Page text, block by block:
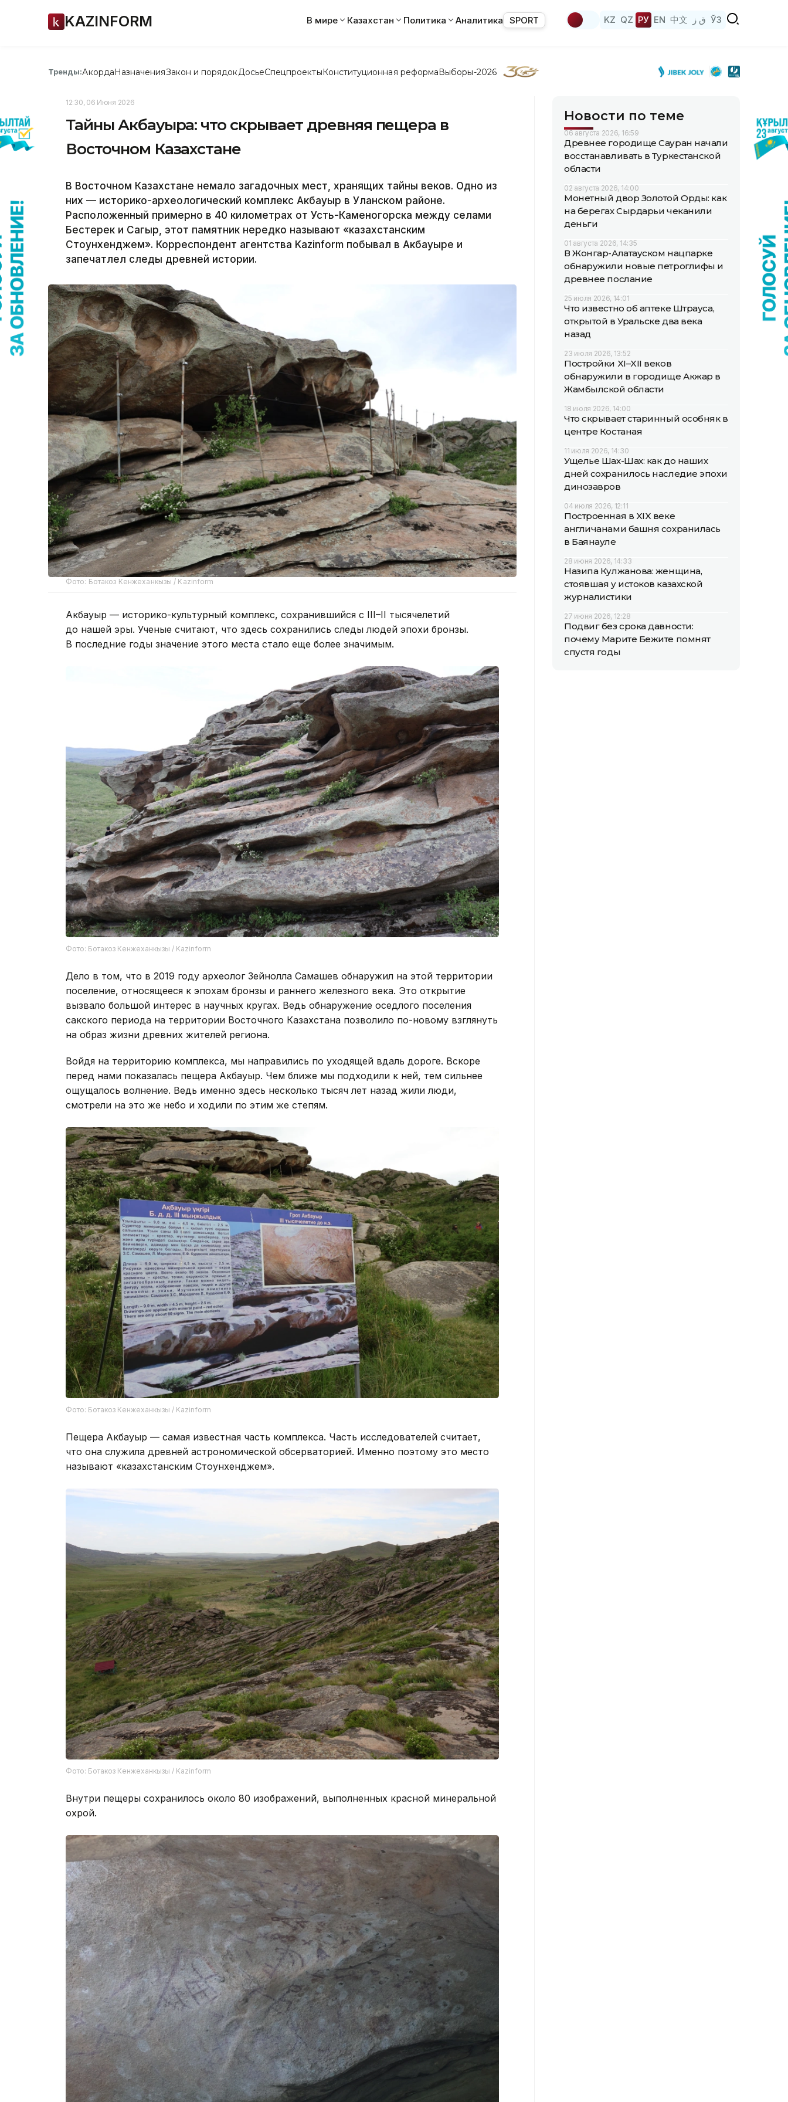
KAZINFORM В мире Казахстан Политика Аналитика SPORT KZ QZ РУ EN 中文 ق ز ЎЗ
Тренды:АкордаНазначенияЗакон и порядок ДосьеСпецпроектыКонституционная реформаВыборы-2026
12:30, 06 Июня 2026
Тайны Акбауыра: что скрывает древняя пещера в
Восточном Казахстане
В Восточном Казахстане немало загадочных мест, хранящих тайны веков. Одно из
них — историко-археологический комплекс Акбауыр в Уланском районе.
Расположенный примерно в 40 километрах от Усть-Каменогорска между селами
Бестерек и Сагыр, этот памятник нередко называют «казахстанским
Стоунхенджем». Корреспондент агентства Kazinform побывал в Акбауыре и
запечатлел следы древней истории.
Фото: Ботакоз Кенжеханкызы / Kazinform
Акбауыр — историко-культурный комплекс, сохранившийся с III–II тысячелетий
до нашей эры. Ученые считают, что здесь сохранились следы людей эпохи бронзы.
В последние годы значение этого места стало еще более значимым.
Фото: Ботакоз Кенжеханкызы / Kazinform
Дело в том, что в 2019 году археолог Зейнолла Самашев обнаружил на этой территории
поселение, относящееся к эпохам бронзы и раннего железного века. Это открытие
вызвало большой интерес в научных кругах. Ведь обнаружение оседлого поселения
сакского периода на территории Восточного Казахстана позволило по-новому взглянуть
на образ жизни древних жителей региона.
Войдя на территорию комплекса, мы направились по уходящей вдаль дороге. Вскоре
перед нами показалась пещера Акбауыр. Чем ближе мы подходили к ней, тем сильнее
ощущалось волнение. Ведь именно здесь несколько тысяч лет назад жили люди,
смотрели на это же небо и ходили по этим же степям.
Фото: Ботакоз Кенжеханкызы / Kazinform
Пещера Акбауыр — самая известная часть комплекса. Часть исследователей считает,
что она служила древней астрономической обсерваторией. Именно поэтому это место
называют «казахстанским Стоунхенджем».
Фото: Ботакоз Кенжеханкызы / Kazinform
Внутри пещеры сохранилось около 80 изображений, выполненных красной минеральной
охрой.
Новости по теме
06 августа 2026, 16:59
Древнее городище Сауран начали
восстанавливать в Туркестанской
области
02 августа 2026, 14:00
Монетный двор Золотой Орды: как
на берегах Сырдарьи чеканили
деньги
01 августа 2026, 14:35
В Жонгар-Алатауском нацпарке
обнаружили новые петроглифы и
древнее послание
25 июля 2026, 14:01
Что известно об аптеке Штрауса,
открытой в Уральске два века
назад
23 июля 2026, 13:52
Постройки XI–XII веков
обнаружили в городище Акжар в
Жамбылской области
18 июля 2026, 14:00
Что скрывает старинный особняк в
центре Костаная
11 июля 2026, 14:30
Ущелье Шах-Шах: как до наших
дней сохранилось наследие эпохи
динозавров
04 июля 2026, 12:11
Построенная в XIX веке
англичанами башня сохранилась
в Баянауле
28 июня 2026, 14:33
Назипа Кулжанова: женщина,
стоявшая у истоков казахской
журналистики
27 июня 2026, 12:28
Подвиг без срока давности:
почему Марите Бежите помнят
спустя годы